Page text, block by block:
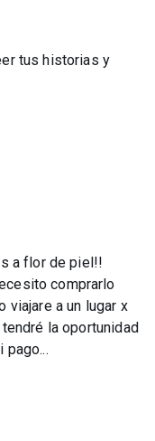
tus historias y
a flor de piel!!
comprarlo
viajare a un lugar x
la oportunidad
pago...